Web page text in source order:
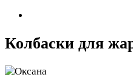
Колбаски для